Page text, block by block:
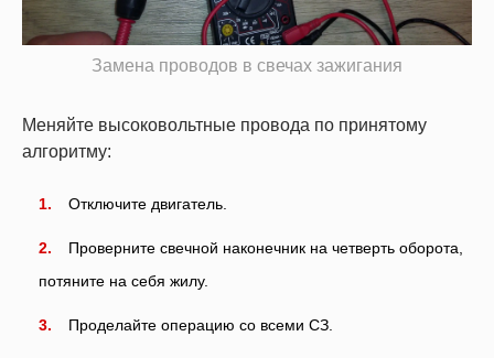
Замена проводов в свечах зажигания
Меняйте высоковольтные провода по принятому
алгоритму:
Отключите двигатель.
Проверните свечной наконечник на четверть оборота,
потяните на себя жилу.
Проделайте операцию со всеми СЗ.